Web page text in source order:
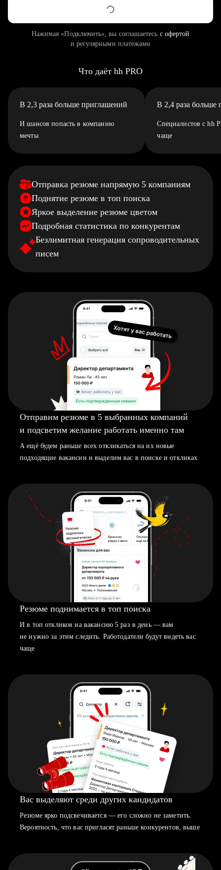
Нажимая «Подключить», вы соглашаетесь с офертой
и регулярными платежами
Что даёт hh PRO
В 2,3 раза больше приглашений
И шансов попасть в компанию
мечты
В 2,4 раза больше
Специалистов с hh
чаще
Отправка резюме напрямую 5 компаниям
Поднятие резюме в топ поиска
Яркое выделение резюме цветом
Подробная статистика по конкурентам
Безлимитная генерация сопроводительных
писем
Отправим резюме в 5 выбранных компаний
и подсветим желание работать именно там
А ещё будем раньше всех откликаться на их новые
подходящие вакансии и выделим вас в поиске и откликах
Резюме поднимается в топ поиска
И в топ откликов на вакансию 5 раз в день — вам
не нужно за этим следить. Работодатели будут видеть вас
чаще
Вас выделяют среди других кандидатов
Резюме ярко подсвечивается — его сложно не заметить.
Вероятность, что вас пригласят раньше конкурентов, выше